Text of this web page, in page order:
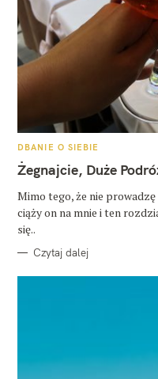
K
T
E
O
R
I
DBANIE O SIEBIE
Żegnajcie, Duże
Mimo tego, że nie
ciąży on na mnie i ten
się..
Czytaj dalej